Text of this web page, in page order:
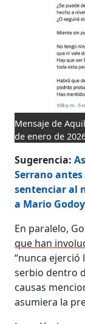
Mensaje de
de enero de
Sugerencia:
Serrano
sentenciar al
a Mario Godoy
En paralelo,
que han
“nunca ejerció
serbio dentro
causas
asumiera la